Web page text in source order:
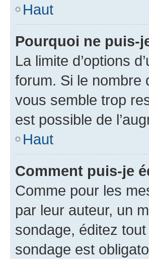
Haut
Pourquoi ne puis-
La limite d’options
forum. Si le nombre
vous semble trop
est possible de
Haut
Comment puis-je
Comme pour les
par leur auteur, un
sondage, éditez
sondage est